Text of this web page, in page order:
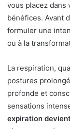
vous placez dans
bénéfices. Avant
formuler une
ou à la
La respiration,
postures
profonde et
sensations
expiration